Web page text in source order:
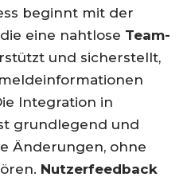
beginnt mit der
eine nahtlose Team-
und sicherstellt,
Integration in
grundlegend und
Änderungen, ohne
Nutzerfeedback